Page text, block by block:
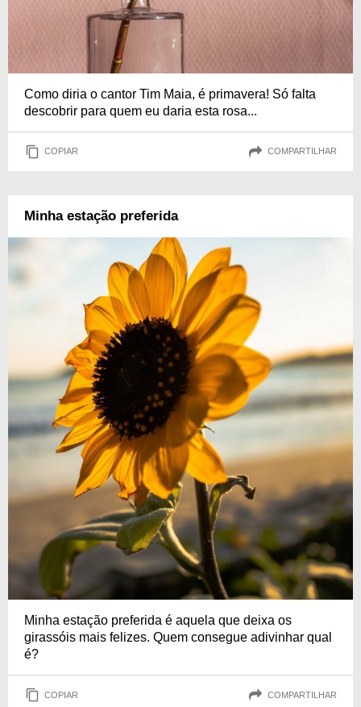
Como diria o cantor Tim Maia, é primavera! Só falta
descobrir para quem eu daria esta rosa...
COPIAR COMPARTILHAR
Minha estação preferida
Minha estação preferida é aquela que deixa os
girassóis mais felizes. Quem consegue adivinhar qual
é?
COPIAR COMPARTILHAR